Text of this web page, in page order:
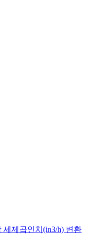
제곱인치(in3/h) 변환